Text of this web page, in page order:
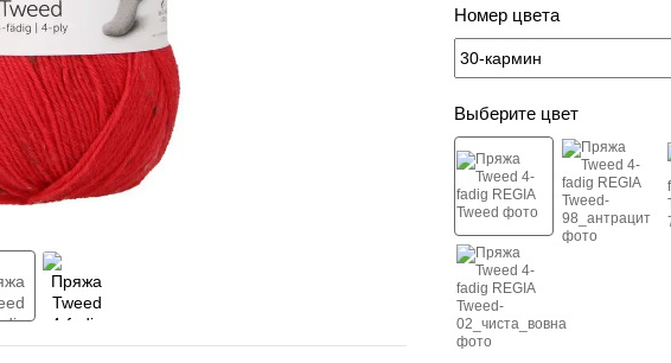
Номер цвета
Выберите цвет